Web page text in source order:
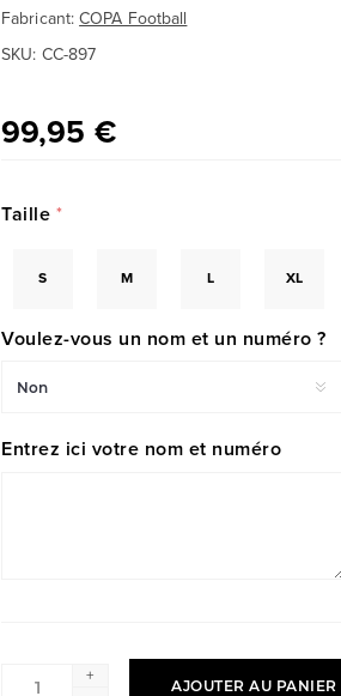
Fabricant:COPA Football
SKU: CC-897
99,95 €
Taille *
S M L XL
Voulez-vous un nom et un numéro ?
Entrez ici votre nom et numéro
+
AJOUTER AU PANIER